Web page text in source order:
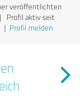
veröffentlichten
Profil aktiv seit
Profil melden